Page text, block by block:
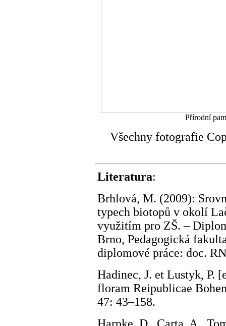
Přírodní
Všechny fotografie
Literatura:
Brhlová, M. (2009):
typech biotopů v okolí
využitím pro ZŠ. –
Brno, Pedagogická
diplomové práce: doc.
Hadinec, J. et Lustyk, P.
floram Reipublicae
47: 43–158.